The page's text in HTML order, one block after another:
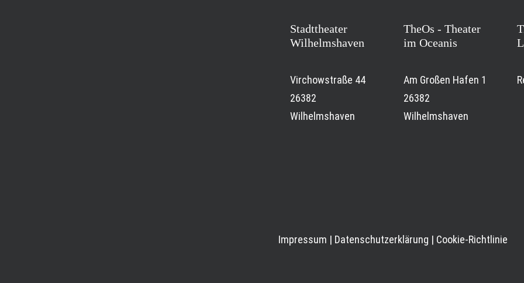
Stadttheater
Wilhelmshaven
Virchowstraße 44
26382
Wilhelmshaven
TheOs - Theater
im Oceanis
Am Großen Hafen 1
26382
Wilhelmshaven
Impressum | Datenschutzerklärung | Cookie-Richtlinie